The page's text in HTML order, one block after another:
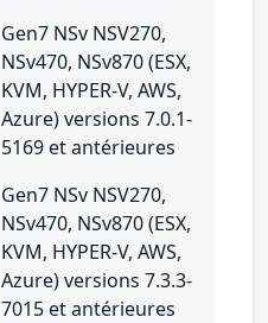
Gen7 NSv NSV270,
NSv470, NSv870 (ESX,
KVM, HYPER-V, AWS,
Azure) versions 7.0.1-
5169 et antérieures
Gen7 NSv NSV270,
NSv470, NSv870 (ESX,
KVM, HYPER-V, AWS,
Azure) versions 7.3.3-
7015 et antérieures